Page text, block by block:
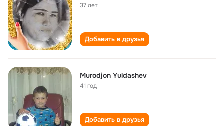
37 лет
Добавить в друзья
Murodjon Yuldashev
41 год
Добавить в друзья